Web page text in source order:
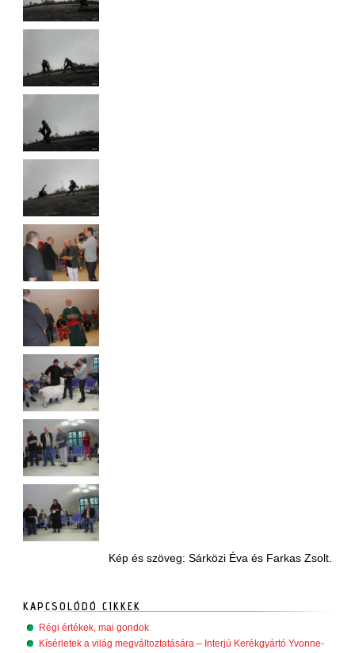
Kép és szöveg: Sárközi Éva és Farkas Zsolt.
KAPCSOLÓDÓ CIKKEK
Régi értékek, mai gondok
Kísérletek a világ megváltoztatására – Interjú Kerékgyártó Yvonne-